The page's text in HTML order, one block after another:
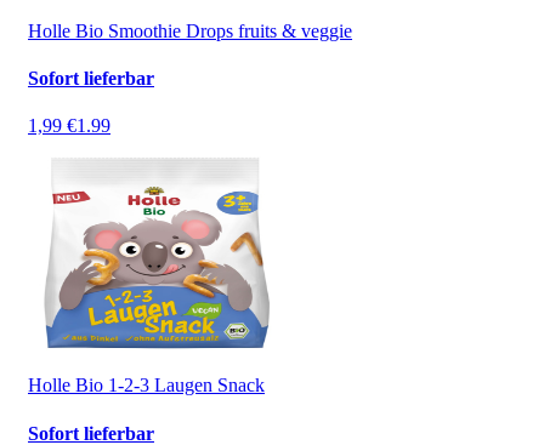
Holle Bio Smoothie Drops fruits & veggie
Sofort lieferbar
1,99 €1.99
Holle Bio 1-2-3 Laugen Snack
Sofort lieferbar